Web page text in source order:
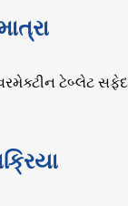
ટેબ્લેટ